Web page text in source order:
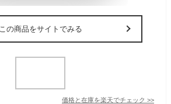
この商品をサイトでみる
価格と在庫を楽天でチェック >>